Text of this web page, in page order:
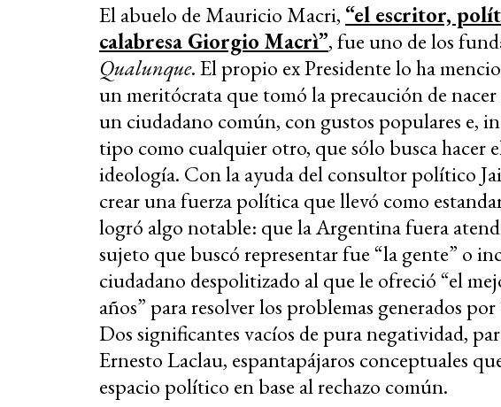
El abuelo de Mauricio Macri, “el escritor,
calabresa Giorgio Macrì”, fue uno de los
Qualunque. El propio ex Presidente lo ha
un meritócrata que tomó la precaución de
un ciudadano común, con gustos populares e,
tipo como cualquier otro, que sólo busca hacer
ideología. Con la ayuda del consultor político
crear una fuerza política que llevó como
logró algo notable: que la Argentina fuera
sujeto que buscó representar fue “la gente” o
ciudadano despolitizado al que le ofreció “el
años” para resolver los problemas generados
Dos significantes vacíos de pura negatividad,
Ernesto Laclau, espantapájaros conceptuales
espacio político en base al rechazo común.